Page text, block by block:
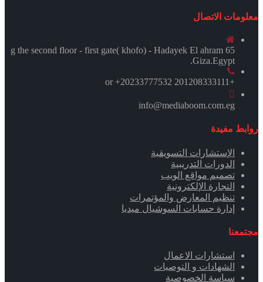
معلومات الاتصال
65 g the second floor - first gate( khofo) - Hadayek El ahram
.Giza.Egypt
+201208333111 or +20233777532
info@mediaboom.com.eg
روابط مفيدة
الإستشارات التسويقية
الدورات التدريبية
تصميم مواقع الويب
التجارة الإلكترونية
تنظيم المعارض والمؤتمرات
إدارة حسابات السوشيال ميديا
مجتمعنا
استشارات الاعمال
الشهادات و التوصيات
سياسة الخصوصية